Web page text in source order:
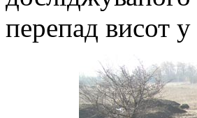
перепад висот